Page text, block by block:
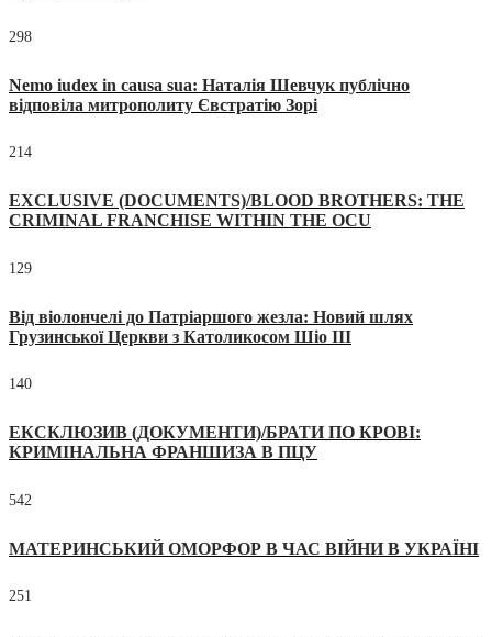
298
Nemo iudex in causa sua: Наталія Шевчук публічно
відповіла митрополиту Євстратію Зорі
214
EXCLUSIVE (DOCUMENTS)/BLOOD BROTHERS: THE
CRIMINAL FRANCHISE WITHIN THE OCU
129
Від віолончелі до Патріаршого жезла: Новий шлях
Грузинської Церкви з Католикосом Шіо III
140
ЕКСКЛЮЗИВ (ДОКУМЕНТИ)/БРАТИ ПО КРОВІ:
КРИМІНАЛЬНА ФРАНШИЗА В ПЦУ
542
МАТЕРИНСЬКИЙ ОМОРФОР В ЧАС ВІЙНИ В УКРАЇНІ
251